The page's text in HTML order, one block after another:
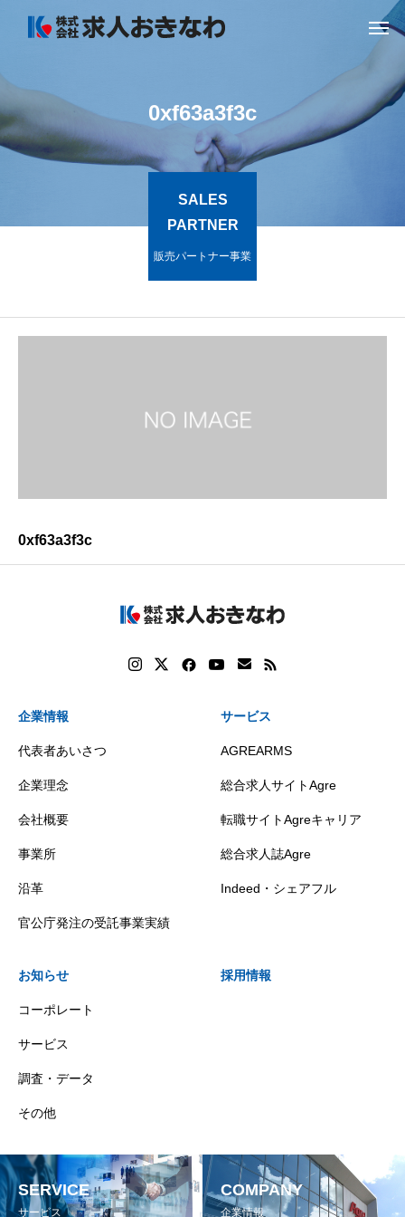
0xf63a3f3c
SALES
PARTNER
販売パートナー事業
0xf63a3f3c
企業情報
代表者あいさつ
企業理念
会社概要
事業所
沿革
官公庁発注の受託事業実績
サービス
AGREARMS
総合求人サイトAgre
転職サイトAgreキャリア
総合求人誌Agre
Indeed・シェアフル
お知らせ
コーポレート
サービス
調査・データ
その他
採用情報
SERVICE
サービス
COMPANY
企業情報